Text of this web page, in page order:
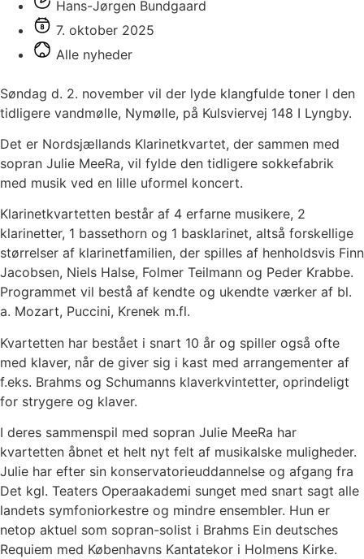
Hans-Jørgen Bundgaard
7. oktober 2025
Alle nyheder
Søndag d. 2. november vil der lyde klangfulde toner I den
tidligere vandmølle, Nymølle, på Kulsviervej 148 I Lyngby.
Det er Nordsjællands Klarinetkvartet, der sammen med
sopran Julie MeeRa, vil fylde den tidligere sokkefabrik
med musik ved en lille uformel koncert.
Klarinetkvartetten består af 4 erfarne musikere, 2
klarinetter, 1 bassethorn og 1 basklarinet, altså forskellige
størrelser af klarinetfamilien, der spilles af henholdsvis Finn
Jacobsen, Niels Halse, Folmer Teilmann og Peder Krabbe.
Programmet vil bestå af kendte og ukendte værker af bl.
a. Mozart, Puccini, Krenek m.fl.
Kvartetten har bestået i snart 10 år og spiller også ofte
med klaver, når de giver sig i kast med arrangementer af
f.eks. Brahms og Schumanns klaverkvintetter, oprindeligt
for strygere og klaver.
I deres sammenspil med sopran Julie MeeRa har
kvartetten åbnet et helt nyt felt af musikalske muligheder.
Julie har efter sin konservatorieuddannelse og afgang fra
Det kgl. Teaters Operaakademi sunget med snart sagt alle
landets symfoniorkestre og mindre ensembler. Hun er
netop aktuel som sopran-solist i Brahms Ein deutsches
Requiem med Københavns Kantatekor i Holmens Kirke.